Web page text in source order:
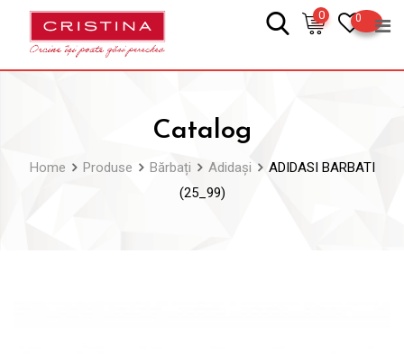
0
0
Catalog
Home Produse Bărbați Adidași
ADIDASI BARBATI
(25_99)